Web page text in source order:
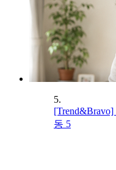
5.
동 5